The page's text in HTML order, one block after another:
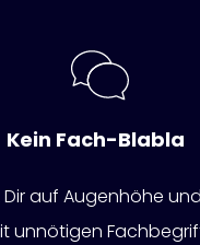
Kein Fach-Blabla
auf Augenhöhe
unnötigen